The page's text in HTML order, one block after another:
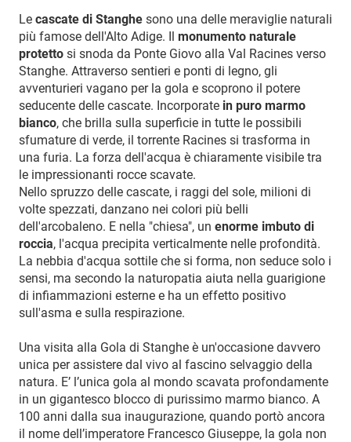
Le cascate di Stanghe sono una delle meraviglie naturali
più famose dell'Alto Adige. Il monumento naturale
protetto si snoda da Ponte Giovo alla Val Racines verso
Stanghe. Attraverso sentieri e ponti di legno, gli
avventurieri vagano per la gola e scoprono il potere
seducente delle cascate. Incorporate in puro marmo
bianco, che brilla sulla superficie in tutte le possibili
sfumature di verde, il torrente Racines si trasforma in
una furia. La forza dell'acqua è chiaramente visibile tra
le impressionanti rocce scavate.
Nello spruzzo delle cascate, i raggi del sole, milioni di
volte spezzati, danzano nei colori più belli
dell'arcobaleno. E nella "chiesa", un enorme imbuto di
roccia, l'acqua precipita verticalmente nelle profondità.
La nebbia d'acqua sottile che si forma, non seduce solo i
sensi, ma secondo la naturopatia aiuta nella guarigione
di infiammazioni esterne e ha un effetto positivo
sull'asma e sulla respirazione.
Una visita alla Gola di Stanghe è un'occasione davvero
unica per assistere dal vivo al fascino selvaggio della
natura. E’ l’unica gola al mondo scavata profondamente
in un gigantesco blocco di purissimo marmo bianco. A
100 anni dalla sua inaugurazione, quando portò ancora
il nome dell’imperatore Francesco Giuseppe, la gola non